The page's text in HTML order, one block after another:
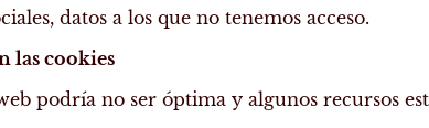
datos a los que no tenemos acceso.
las cookies
podría no ser óptima y algunos recursos